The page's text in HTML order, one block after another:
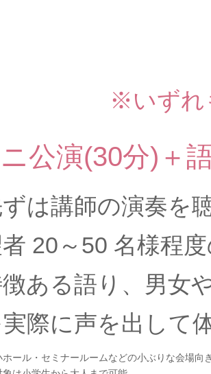
※いずれ
ニ公演(30分)＋
は講師の演奏を
20～50 名様程
ある語り、男女
実際に声を出して
ホール・セミナールームなどの小ぶりな会場向